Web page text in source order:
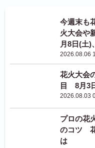
今週末も
火大会や
月8日(土)
2026.08.06
花火大会
目 8月3
2026.08.03
プロの花
のコツ
は